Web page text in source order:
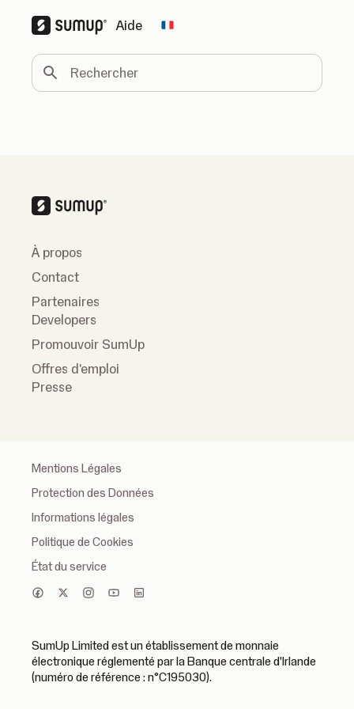
Aide Change country
Rechercher
À propos
Contact
Partenaires
Developers
Promouvoir SumUp
Offres d'emploi
Presse
Mentions Légales
Protection des Données
Informations légales
Politique de Cookies
État du service
SumUp Limited est un établissement de monnaie
électronique réglementé par la Banque centrale d'Irlande
(numéro de référence : n°C195030).